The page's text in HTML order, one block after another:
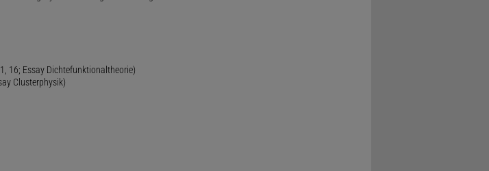
16; Essay Dichtefunktionaltheorie)
Clusterphysik)